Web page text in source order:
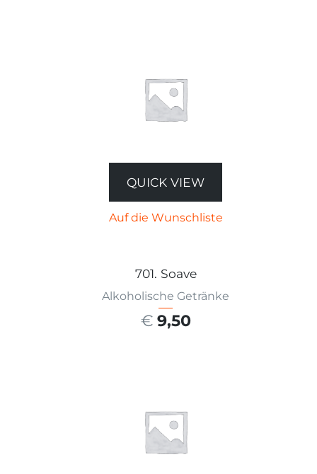
QUICK VIEW
Auf die Wunschliste
701. Soave
Alkoholische Getränke
€ 9,50